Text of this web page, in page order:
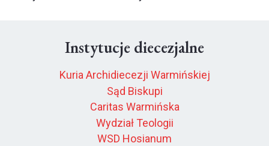
Instytucje diecezjalne
Kuria Archidiecezji Warmińskiej
Sąd Biskupi
Caritas Warmińska
Wydział Teologii
WSD Hosianum